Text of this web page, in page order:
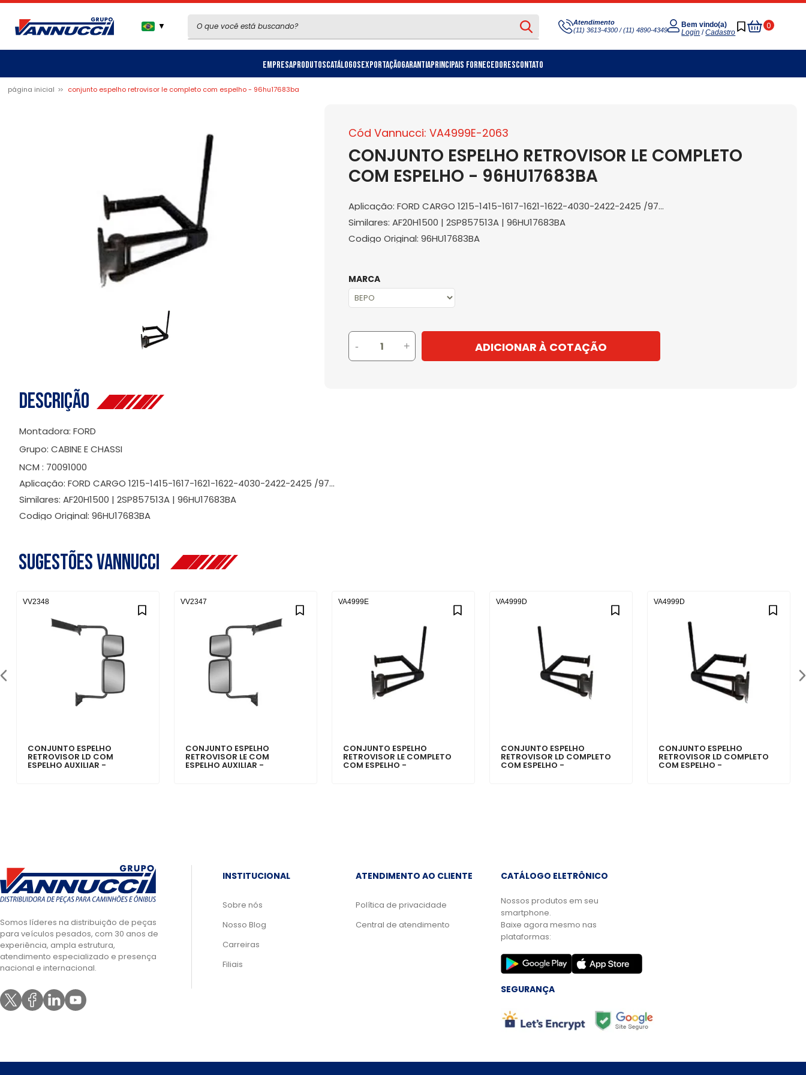
▼
Atendimento
(11) 3613-4300 / (11) 4890-4349
Bem vindo(a)
Login /Cadastro
0
Meu
Carrinho
EmpresaProdutosCatálogosExportaçãoGarantiaPrincipais FornecedoresContato
página inicial conjunto espelho retrovisor le completo com espelho - 96hu17683ba
Cód Vannucci: VA4999E-2063
CONJUNTO ESPELHO RETROVISOR LE COMPLETO
COM ESPELHO - 96HU17683BA
Aplicação: FORD CARGO 1215-1415-1617-1621-1622-4030-2422-2425 /97...
Similares: AF20H1500 | 2SP857513A | 96HU17683BA
Codigo Original: 96HU17683BA
MARCA
- + ADICIONAR À COTAÇÃO
Descrição
Montadora: FORD
Grupo: CABINE E CHASSI
NCM : 70091000
Aplicação: FORD CARGO 1215-1415-1617-1621-1622-4030-2422-2425 /97...
Similares: AF20H1500 | 2SP857513A | 96HU17683BA
Codigo Original: 96HU17683BA
Sugestões Vannucci
CONJUNTO ESPELHO
RETROVISOR LD COM
ESPELHO AUXILIAR -
VV2348
CONJUNTO ESPELHO
RETROVISOR LE COM
ESPELHO AUXILIAR -
VV2347
CONJUNTO ESPELHO
RETROVISOR LE COMPLETO
COM ESPELHO -
VA4999E
CONJUNTO ESPELHO
RETROVISOR LD COMPLETO
COM ESPELHO -
VA4999D
CONJUNTO ESPELHO
RETROVISOR LD COMPLETO
COM ESPELHO -
VA4999D
Somos líderes na distribuição de peças
para veículos pesados, com 30 anos de
experiência, ampla estrutura,
atendimento especializado e presença
nacional e internacional.
INSTITUCIONAL
Sobre nós
Nosso Blog
Carreiras
Filiais
ATENDIMENTO AO CLIENTE
Política de privacidade
Central de atendimento
CATÁLOGO ELETRÔNICO
Nossos produtos em seu
smartphone.
Baixe agora mesmo nas
plataformas:
SEGURANÇA